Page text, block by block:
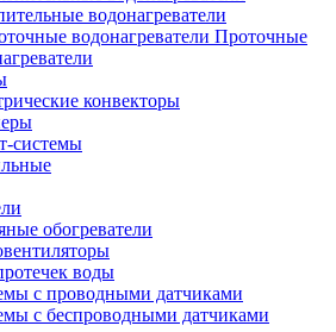
водонагреватели
Проточные
конвекторы
системы
обогреватели
воды
с проводными датчиками
с беспроводными датчиками